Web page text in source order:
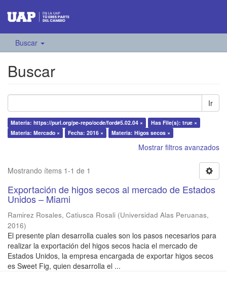
Buscar
Buscar
Ir
Materia: https://purl.org/pe-repo/ocde/ford#5.02.04 ×
Has File(s): true ×
Materia: Mercado ×
Fecha: 2016 × Materia: Higos secos ×
Mostrar filtros avanzados
Mostrando ítems 1-1 de 1
Exportación de higos secos al mercado de Estados
Unidos – Miami
Ramirez Rosales, Catiusca Rosali (Universidad Alas Peruanas,
2016)
El presente plan desarrolla cuales son los pasos necesarios para
realizar la exportación del higos secos hacia el mercado de
Estados Unidos, la empresa encargada de exportar higos secos
es Sweet Fig, quien desarrolla el ...